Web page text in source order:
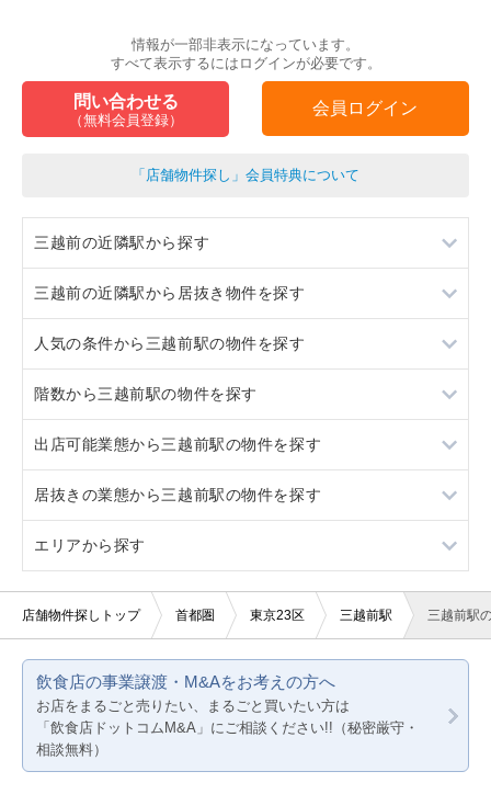
情報が一部非表示になっています。
すべて表示するにはログインが必要です。
問い合わせる
（無料会員登録）
会員ログイン
「店舗物件探し」会員特典について
三越前の近隣駅から探す
水天宮前
日本橋
神田
清澄白河
三越前の近隣駅から居抜き物件を探す
水天宮前
日本橋
神田
清澄白河
人気の条件から三越前駅の物件を探す
居抜き
スケルトン
20坪以下
階数から三越前駅の物件を探す
地下
1階
2階
出店可能業態から三越前駅の物件を探す
重飲食
軽飲食
バー・クラブ
サロン（マッサージ・エステ・ネイルなど）
医療・歯科・クリニック
居抜きの業態から三越前駅の物件を探す
イタリア料理
鉄板焼き・お好み焼
エリアから探す
東京23区
神奈川
千葉
店舗物件探しトップ 首都圏 東京23区 三越前駅 三越前駅
飲食店の事業譲渡・M&Aをお考えの方へ
お店をまるごと売りたい、まるごと買いたい方は
「飲食店ドットコムM&A」にご相談ください!!（秘密厳守・
相談無料）